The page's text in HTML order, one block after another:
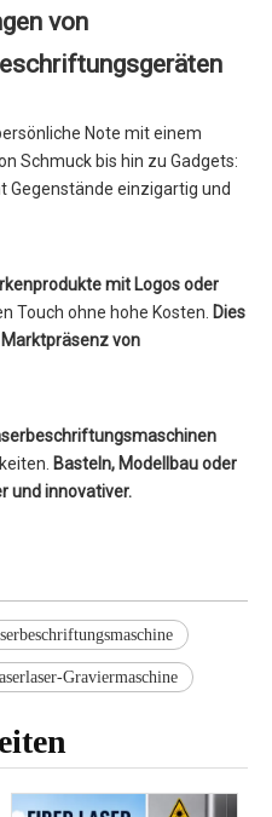
von
Note mit einem
Schmuck bis hin zu Gadgets:
Gegenstände einzigartig und
mit Logos oder
Touch ohne hohe Kosten. Dies
von
Basteln, Modellbau oder
und innovativer.
Graviermaschine